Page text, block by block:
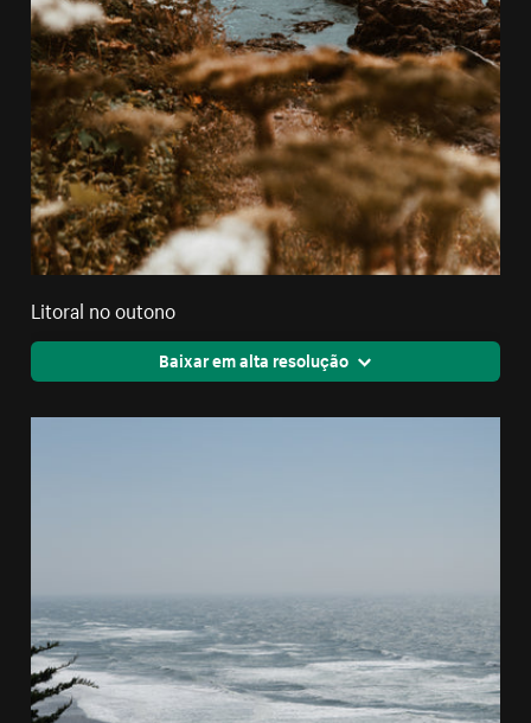
Litoral no outono
Baixar em alta resolução